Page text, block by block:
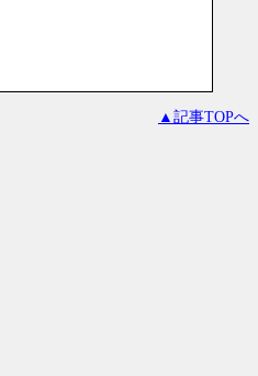
▲記事TOPへ